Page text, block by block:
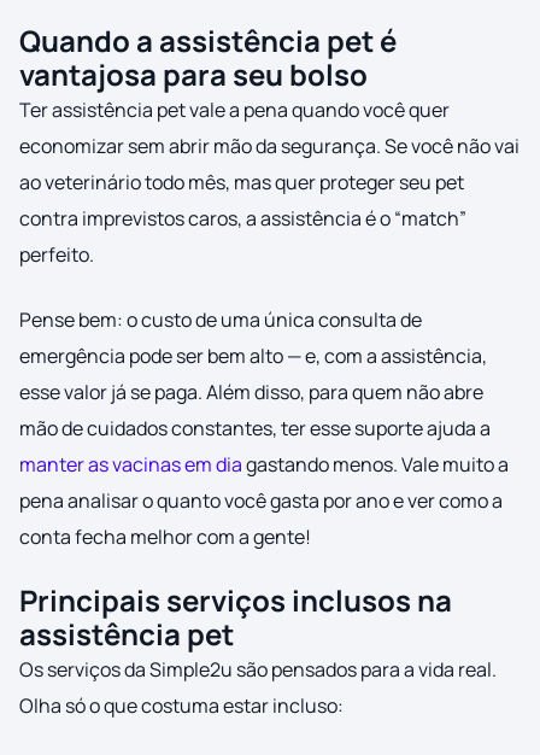
Quando a assistência pet é
vantajosa para seu bolso
Ter assistência pet vale a pena quando você quer
economizar sem abrir mão da segurança. Se você não vai
ao veterinário todo mês, mas quer proteger seu pet
contra imprevistos caros, a assistência é o “match”
perfeito.
Pense bem: o custo de uma única consulta de
emergência pode ser bem alto — e, com a assistência,
esse valor já se paga. Além disso, para quem não abre
mão de cuidados constantes, ter esse suporte ajuda a
manter as vacinas em diagastando menos. Vale muito a
pena analisar o quanto você gasta por ano e ver como a
conta fecha melhor com a gente!
Principais serviços inclusos na
assistência pet
Os serviços da Simple2u são pensados para a vida real.
Olha só o que costuma estar incluso: